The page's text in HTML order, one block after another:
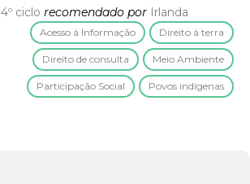
4º ciclo recomendado por Irlanda
Acesso à Informação Direito à terra
Direito de consulta Meio Ambiente
Participação Social Povos indígenas